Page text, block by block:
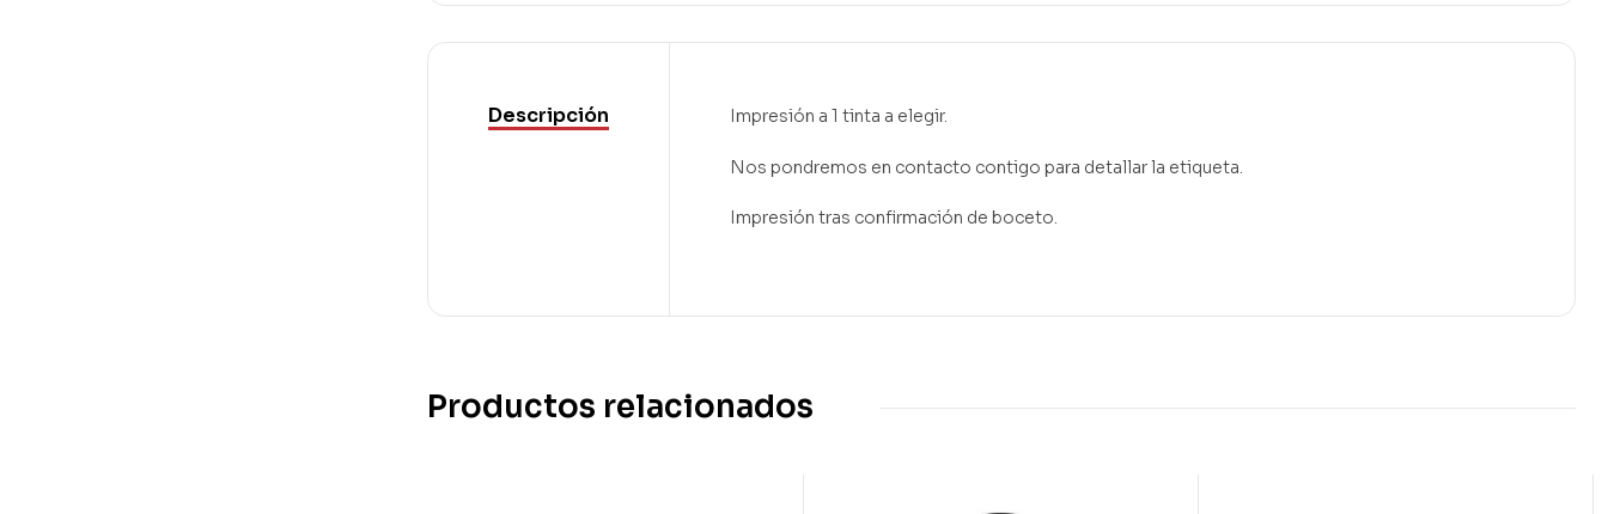
Descripción Impresión a 1 tinta a elegir.
Nos pondremos en contacto contigo para detallar la etiqueta.
Impresión tras confirmación de boceto.
Productos relacionados